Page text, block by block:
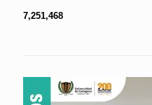
7,251,468